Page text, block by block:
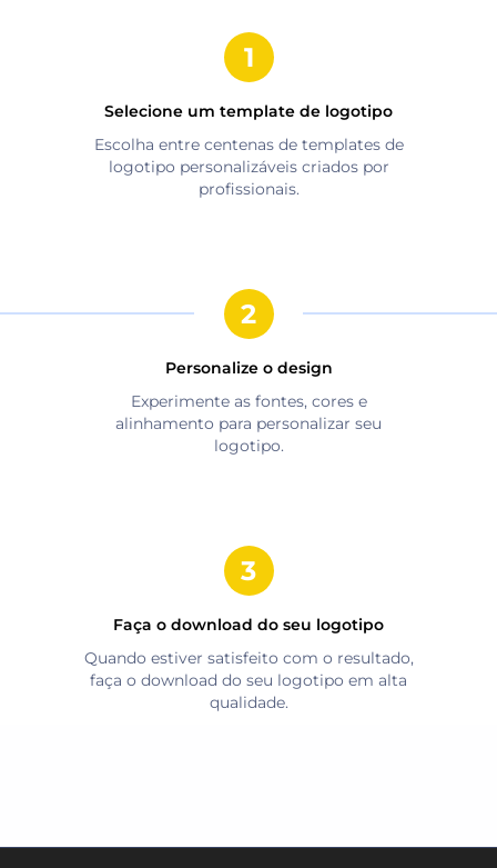
Selecione um template de logotipo
Escolha entre centenas de templates de
logotipo personalizáveis criados por
profissionais.
Personalize o design
Experimente as fontes, cores e
alinhamento para personalizar seu
logotipo.
Faça o download do seu logotipo
Quando estiver satisfeito com o resultado,
faça o download do seu logotipo em alta
qualidade.